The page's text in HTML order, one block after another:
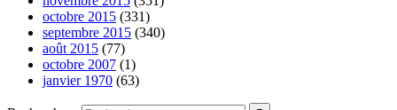
octobre 2015 (331)
septembre 2015 (340)
août 2015 (77)
octobre 2007 (1)
janvier 1970 (63)